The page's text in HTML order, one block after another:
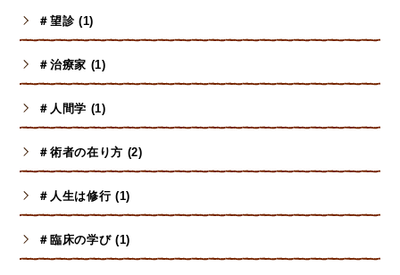
＃望診 (1)
＃治療家 (1)
＃人間学 (1)
＃術者の在り方 (2)
＃人生は修行 (1)
＃臨床の学び (1)